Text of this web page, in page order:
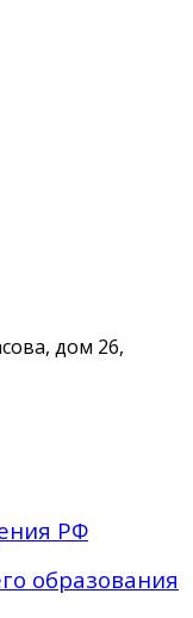
дом 26,
РФ
образования